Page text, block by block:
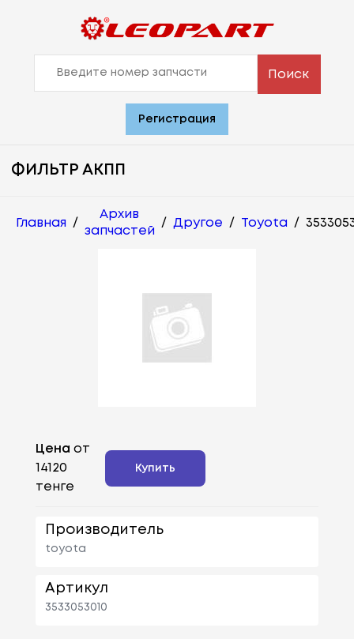
Поиск
Регистрация
ФИЛЬТР АКПП
Главная /
Архив
запчастей
/ Другое / Toyota /
Цена от
14120
тенге
Купить
Производитель
toyota
Артикул
3533053010